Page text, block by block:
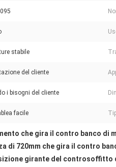
stabile
del cliente
i bisogni del cliente
facile
che gira il contro banco di
di 720mm che gira il contro
girante del controsoffitto